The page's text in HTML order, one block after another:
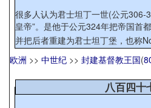
很多人认为君士坦丁一世(公元306-
皇帝”。是他于公元324年把帝国首
并把后者重建为君士坦丁堡，也称
欧洲 >> 中世纪 >> 封建基督教王国(
八百四十